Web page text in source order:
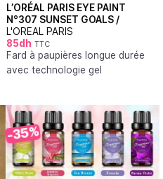
L’ORÉAL PARIS EYE PAINT
N°307 SUNSET GOALS /
L'OREAL PARIS
85dh TTC
Fard à paupières longue durée
avec technologie gel
-35%